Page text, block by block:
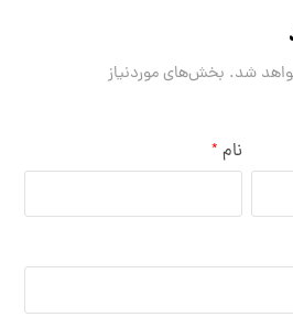
شد. بخش‌های موردنیاز
نام *